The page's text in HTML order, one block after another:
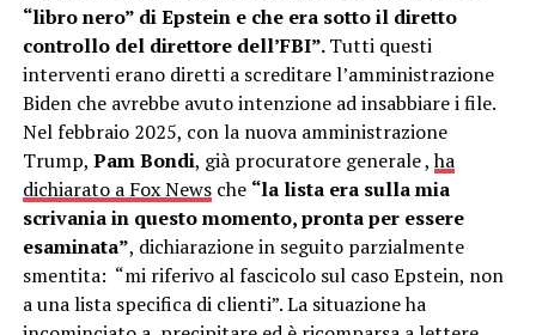
“libro nero” di Epstein e che era sotto il diretto
controllo del direttore dell’FBI”.Tutti questi
interventi erano diretti a screditare l’amministrazione
Biden che avrebbe avuto intenzione ad insabbiare i file.
Nel febbraio 2025, con la nuova amministrazione
Trump, Pam Bondi, già procuratore generale ,ha
dichiarato a Fox Newsche “la lista era sulla mia
scrivania in questo momento, pronta per essere
esaminata”, dichiarazione in seguito parzialmente
smentita: “mi riferivo al fascicolo sul caso Epstein, non
a una lista specifica di clienti”. La situazione ha